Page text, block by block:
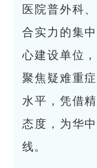
医院普外科
合实力的集
心建设单位
聚焦疑难重
水平，凭借
态度，为华
线。